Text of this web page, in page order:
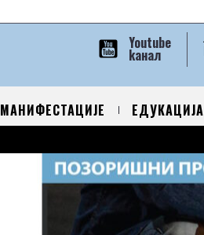
Youtube
kанал
МАНИФЕСТАЦИЈЕ ЕДУКАЦИЈА